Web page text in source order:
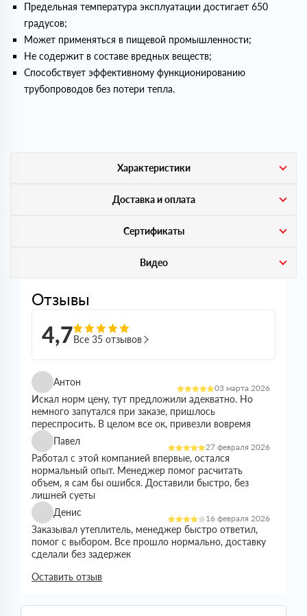
Предельная температура эксплуатации достигает 650
градусов;
Может применяться в пищевой промышленности;
Не содержит в составе вредных веществ;
Способствует эффективному функционированию
трубопроводов без потери тепла.
Характеристики
Доставка и оплата
Сертификаты
Видео
Отзывы
4,7Все 35 отзывов
Антон
03 марта 2026
Искал норм цену, тут предложили адекватно. Но
немного запутался при заказе, пришлось
переспросить. В целом все ок, привезли вовремя
Павел
27 февраля 2026
Работал с этой компанией впервые, остался
нормальный опыт. Менеджер помог расчитать
объем, я сам бы ошибся. Доставили быстро, без
лишней суеты
Денис
16 февраля 2026
Заказывал утеплитель, менеджер быстро ответил,
помог с выбором. Все прошло нормально, доставку
сделали без задержек
Оставить отзыв